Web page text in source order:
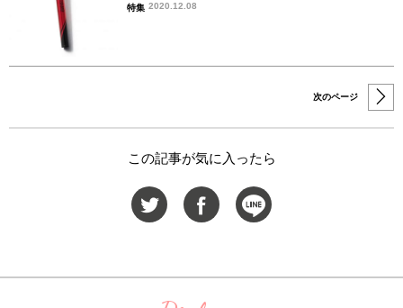
特集 2020.12.08
次のページ
この記事が気に入ったら